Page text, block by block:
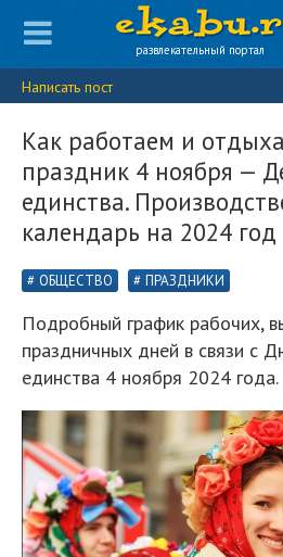
развлекательный портал
Написать пост
Как работаем и
праздник 4 ноября —
единства.
календарь на 2024 год
ОБЩЕСТВО ПРАЗДНИКИ
Подробный график рабочих,
праздничных дней в связи с
единства 4 ноября 2024 года.